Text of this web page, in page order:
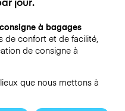
à bagages
de confort et de facilité,
de consigne à
que nous mettons à